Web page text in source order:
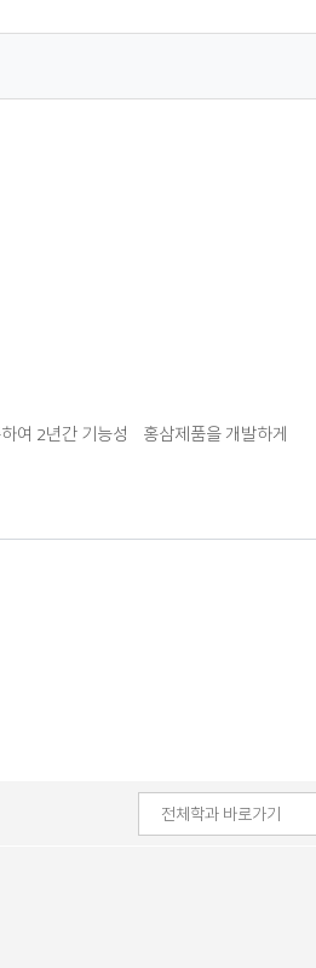
여 2년간 기능성 홍삼제품을 개발하게
전체학과 바로가기